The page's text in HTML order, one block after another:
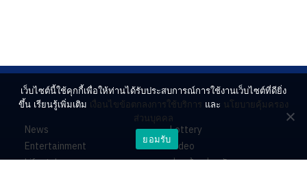
News
Entertainment
Lifestyle
Lottery
Video
ร่วมด้วยช่วยกัน
เว็บไซต์นี้ใช้คุกกี้เพื่อให้ท่านได้รับประสบการณ์การใช้งานเว็บไซต์ที่ดียิ่ง
ขึ้น เรียนรู้เพิ่มเติม เงื่อนไขข้อตกลงการใช้บริการ และ นโยบายคุ้มครอง
ส่วนบุคคล
ยอมรับ